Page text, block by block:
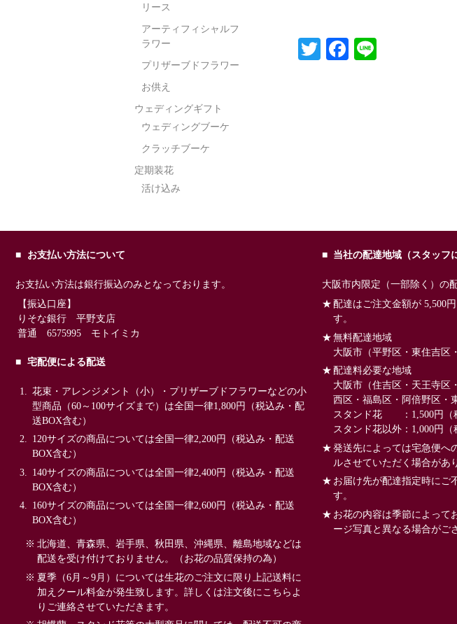
T
Fa
リース
アーティフィシャルフ
ラワー
プリザーブドフラワー
お供え
ウェディングギフト
ウェディングブーケ
クラッチブーケ
定期装花
活け込み
お支払い方法について
お支払い方法は銀行振込のみとなっております。
【振込口座】
りそな銀行 平野支店
普通 6575995 モトイミカ
宅配便による配送
花束・アレンジメント（小）・プリザーブドフラワーなどの小
型商品（60～100サイズまで）は全国一律1,800円（税込み・配
送BOX含む）
120サイズの商品については全国一律2,200円（税込み・配送
BOX含む）
140サイズの商品については全国一律2,400円（税込み・配送
BOX含む）
160サイズの商品については全国一律2,600円（税込み・配送
BOX含む）
北海道、青森県、岩手県、秋田県、沖縄県、離島地域などは
配送を受け付けておりません。（お花の品質保持の為）
夏季（6月～9月）については生花のご注文に限り上記送料に
加えクール料金が発生致します。詳しくは注文後にこちらよ
りご連絡させていただきます。
当社の配達地域（スタッフ
大阪市内限定（一部除く）の
配達はご注文金額が 5,500
す。
無料配達地域
大阪市（平野区・東住吉区
配達料必要な地域
大阪市（住吉区・天王寺区
西区・福島区・阿倍野区・
スタンド花 ：1,500円（
スタンド花以外：1,000円（
発送先によっては宅急便へ
ルさせていただく場合があ
お届け先が配達指定時にご
す。
お花の内容は季節によって
ージ写真と異なる場合がご